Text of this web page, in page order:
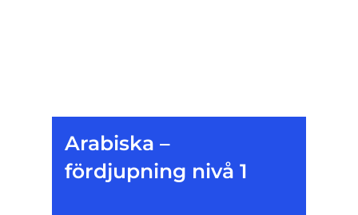
Arabiska –
fördjupning nivå 1